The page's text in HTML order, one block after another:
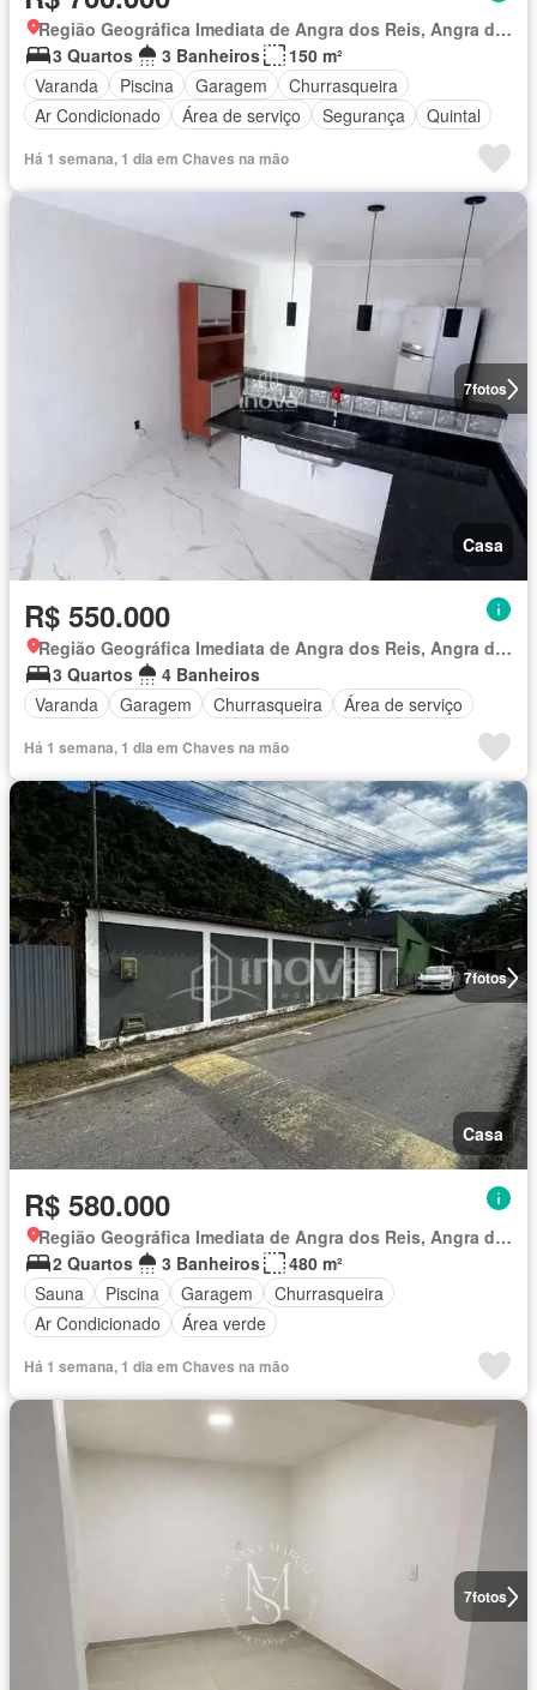
Região Geográfica Imediata de Angra dos Reis, Angra dos Reis
3 Quartos
3 Banheiros
150 m²
Varanda
Piscina Garagem
Churrasqueira
Ar Condicionado
Área de serviço Segurança Quintal
Há 1 semana, 1 dia em Chaves na mão
7fotos
Casa
R$ 550.000
Região Geográfica Imediata de Angra dos Reis, Angra dos Reis
3 Quartos
4 Banheiros
Varanda
Garagem Churrasqueira Área de serviço
Há 1 semana, 1 dia em Chaves na mão
7fotos
Casa
R$ 580.000
Região Geográfica Imediata de Angra dos Reis, Angra dos Reis
2 Quartos
3 Banheiros
480 m²
Sauna
Piscina Garagem
Churrasqueira
Ar Condicionado
Área verde
Há 1 semana, 1 dia em Chaves na mão
7fotos